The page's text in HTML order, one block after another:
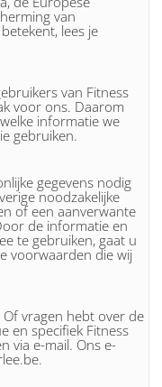
van
lees je
van Fitness
voor ons. Daarom
informatie we
gebruiken.
gegevens nodig
noodzakelijke
of een aanverwante
de informatie en
te gebruiken, gaat u
voorwaarden die wij
vragen hebt over de
en specifiek Fitness
via e-mail. Ons e-